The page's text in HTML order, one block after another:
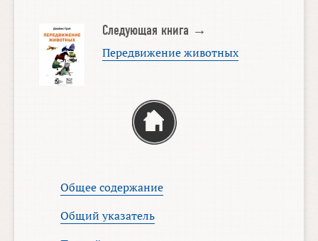
Следующая книга →
Передвижение животных
Общее содержание
Общий указатель